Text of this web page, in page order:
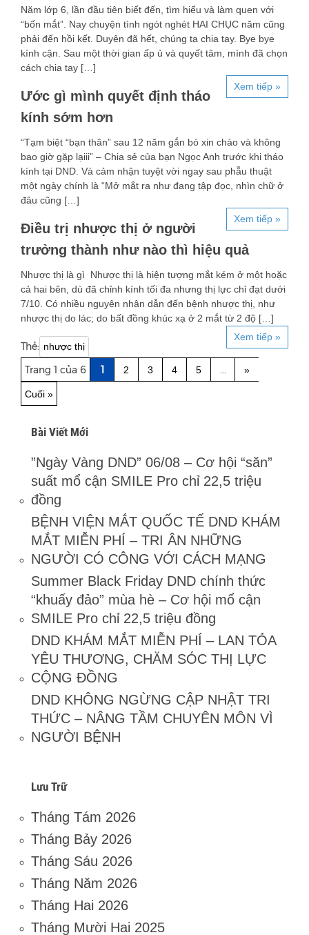
Năm lớp 6, lần đầu tiên biết đến, tìm hiểu và làm quen với
“bốn mắt”. Nay chuyện tình ngót nghét HAI CHỤC năm cũng
phải đến hồi kết. Duyên đã hết, chúng ta chia tay. Bye bye
kính cận. Sau một thời gian ấp ủ và quyết tâm, mình đã chọn
cách chia tay […]
Xem tiếp »
Ước gì mình quyết định tháo
kính sớm hơn
“Tạm biệt “bạn thân” sau 12 năm gắn bó xin chào và không
bao giờ gặp lạiii” – Chia sẻ của bạn Ngọc Anh trước khi tháo
kính tại DND. Và cảm nhận tuyệt vời ngay sau phẫu thuật
một ngày chính là “Mở mắt ra như đang tập đọc, nhìn chữ ở
đâu cũng […]
Xem tiếp »
Điều trị nhược thị ở người
trưởng thành như nào thì hiệu quả
Nhược thị là gì Nhược thị là hiện tượng mắt kém ở một hoặc
cả hai bên, dù đã chỉnh kính tối đa nhưng thị lực chỉ đạt dưới
7/10. Có nhiều nguyên nhân dẫn đến bệnh nhược thị, như
nhược thị do lác; do bất đồng khúc xạ ở 2 mắt từ 2 độ […]
Xem tiếp »
Thẻ: nhược thị
Trang 1 của 6 1 2 3 4 5 ... »
Cuối »
Bài Viết Mới
”Ngày Vàng DND” 06/08 – Cơ hội “săn”
suất mổ cận SMILE Pro chỉ 22,5 triệu
đồng
BỆNH VIỆN MẮT QUỐC TẾ DND KHÁM
MẮT MIỄN PHÍ – TRI ÂN NHỮNG
NGƯỜI CÓ CÔNG VỚI CÁCH MẠNG
Summer Black Friday DND chính thức
“khuấy đảo” mùa hè – Cơ hội mổ cận
SMILE Pro chỉ 22,5 triệu đồng
DND KHÁM MẮT MIỄN PHÍ – LAN TỎA
YÊU THƯƠNG, CHĂM SÓC THỊ LỰC
CỘNG ĐỒNG
DND KHÔNG NGỪNG CẬP NHẬT TRI
THỨC – NÂNG TẦM CHUYÊN MÔN VÌ
NGƯỜI BỆNH
Lưu Trữ
Tháng Tám 2026
Tháng Bảy 2026
Tháng Sáu 2026
Tháng Năm 2026
Tháng Hai 2026
Tháng Mười Hai 2025